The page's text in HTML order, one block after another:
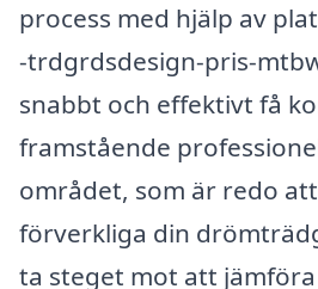
process med hjälp av
-trdgrdsdesign-pris-
snabbt och effektivt få
framstående
området, som är redo
förverkliga din
ta steget mot att